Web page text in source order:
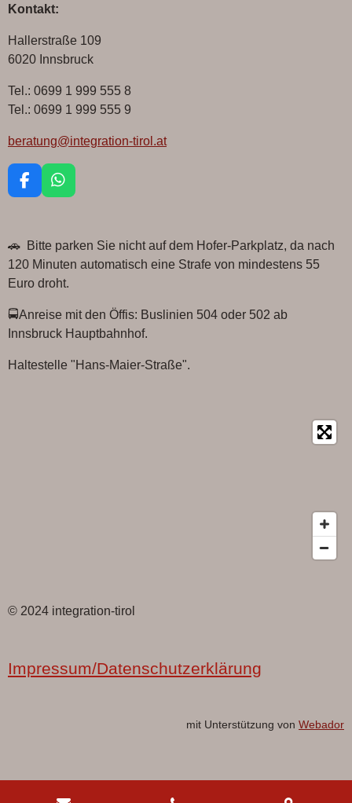
l
n
l
n
n
Kontakt:
Hallerstraße 109
6020 Innsbruck
Tel.: 0699 1 999 555 8
Tel.: 0699 1 999 555 9
beratung@integration-tirol.at
F
a
b
o
k
W
h
s
A
p
p
🚗 Bitte parken Sie nicht auf dem Hofer-Parkplatz, da nach
120 Minuten automatisch eine Strafe von mindestens 55
Euro droht.
🚍Anreise mit den Öffis: Buslinien 504 oder 502 ab
Innsbruck Hauptbahnhof.
Haltestelle "Hans-Maier-Straße".
© 2024 integration-tirol
Impressum/Datenschutzerklärung
mit Unterstützung von Webador